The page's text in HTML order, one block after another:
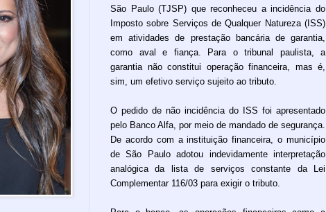
São Paulo (TJSP) que reconheceu a incidência do
Imposto sobre Serviços de Qualquer Natureza (ISS)
em atividades de prestação bancária de garantia,
como aval e fiança. Para o tribunal paulista, a
garantia não constitui operação financeira, mas é,
sim, um efetivo serviço sujeito ao tributo.
O pedido de não incidência do ISS foi apresentado
pelo Banco Alfa, por meio de mandado de segurança.
De acordo com a instituição financeira, o município
de São Paulo adotou indevidamente interpretação
analógica da lista de serviços constante da Lei
Complementar 116/03 para exigir o tributo.